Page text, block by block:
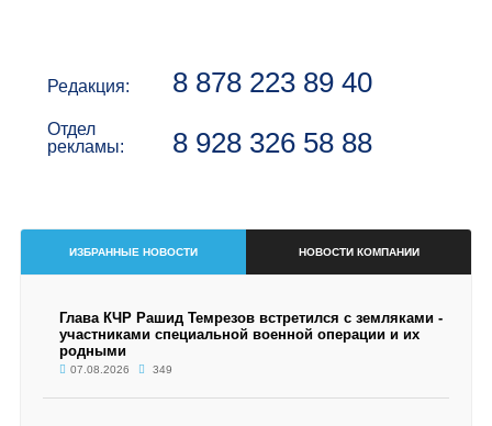
Редакция: 8 878 223 89 40
Отдел
рекламы:
8 928 326 58 88
ИЗБРАННЫЕ НОВОСТИ НОВОСТИ КОМПАНИИ
Глава КЧР Рашид Темрезов встретился с земляками -
участниками специальной военной операции и их
родными
07.08.2026 349